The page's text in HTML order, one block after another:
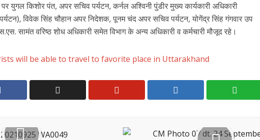
युगल किशोर पंत, अपर सचिव पर्यटन, कर्नल अश्विनी पुंडीर मुख्य कार्यकारी अधिकारी
विवेक सिंह चौहान अपर निदेशक, पूनम चंद अपर सचिव पर्यटन, योगेंद्र सिंह गंगवार उप
सामंत वरिष्ठ शोध अधिकारी समेत विभाग के अन्य अधिकारी व कर्मचारी मौजूद रहे।
will be able to travel to favorite place in Uttarakhand